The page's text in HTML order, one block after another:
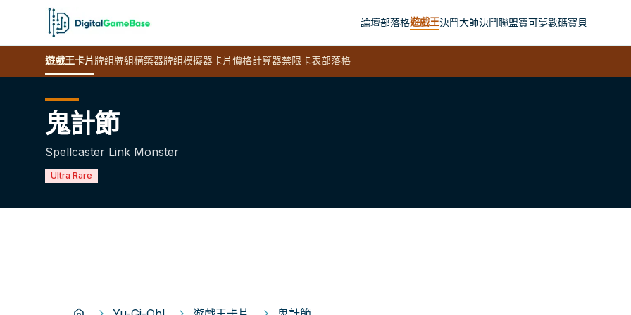
論壇部落格遊戲王決鬥大師決鬥聯盟寶可夢數碼寶貝
遊戲王卡片牌組牌組構築器牌組模擬器卡片價格計算器禁限卡表部落格
鬼計節
Spellcaster Link Monster
Ultra Rare